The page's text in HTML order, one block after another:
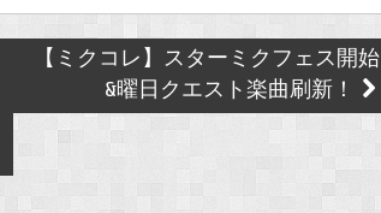
【ミクコレ】スターミクフェス開始
&曜日クエスト楽曲刷新！